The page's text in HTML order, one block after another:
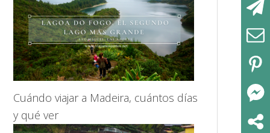
Cuándo viajar a Madeira, cuántos días
y qué ver